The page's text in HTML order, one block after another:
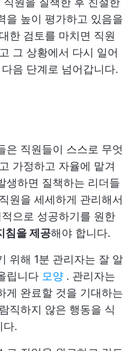
을 높이 평가하고 있음을
한 검토를 마치면 직원
그 상황에서 다시 일어
음 단계로 넘어갑니다.
은 직원들이 스스로 무엇
가정하고 자율에 맡겨
생하면 질책하는 리더들
원을 세세하게 관리해서
으로 성공하기를 원한
침을 제공해야 합니다.
위해 1분 관리자는 잘 알
립니다 모양 . 관리자는
게 완료할 것을 기대하는
직하지 않은 행동을 식
다.